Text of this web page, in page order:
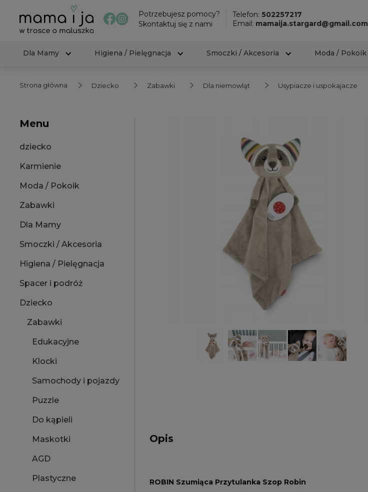
Potrzebujesz pomocy?
Skontaktuj się z nami
Telefon:502257217
Email: mamaija.stargard@gmail.com
Dla Mamy
Higiena / Pielęgnacja Smoczki / Akcesoria Moda / Pokoik
Strona główna Dziecko Zabawki Dla niemowląt Usypiacze i uspokajacze
Menu
dziecko
Karmienie
Moda / Pokoik
Zabawki
Dla Mamy
Smoczki / Akcesoria
Higiena / Pielęgnacja
Spacer i podróż
Dziecko
Zabawki
Edukacyjne
Klocki
Samochody i pojazdy
Puzzle
Do kąpieli
Maskotki
AGD
Plastyczne
Opis
ROBIN Szumiąca Przytulanka Szop Robin